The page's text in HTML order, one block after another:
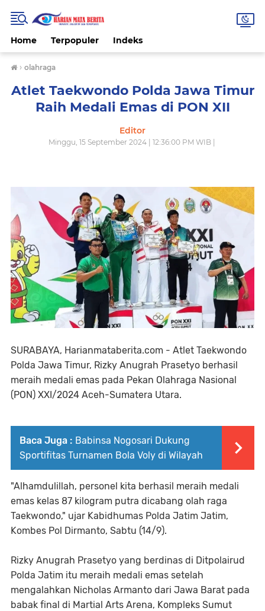
Home Terpopuler Indeks
› olahraga
Atlet Taekwondo Polda Jawa Timur
Raih Medali Emas di PON XII
Editor
Minggu, 15 September 2024 | 12:36:00 PM WIB |
SURABAYA, Harianmataberita.com - Atlet Taekwondo
Polda Jawa Timur, Rizky Anugrah Prasetyo berhasil
meraih medali emas pada Pekan Olahraga Nasional
(PON) XXI/2024 Aceh-Sumatera Utara.
Baca Juga : Babinsa Nogosari Dukung
Sportifitas Turnamen Bola Voly di Wilayah
"Alhamdulillah, personel kita berhasil meraih medali
emas kelas 87 kilogram putra dicabang olah raga
Taekwondo," ujar Kabidhumas Polda Jatim Jatim,
Kombes Pol Dirmanto, Sabtu (14/9).
Rizky Anugrah Prasetyo yang berdinas di Ditpolairud
Polda Jatim itu meraih medali emas setelah
mengalahkan Nicholas Armanto dari Jawa Barat pada
babak final di Martial Arts Arena, Kompleks Sumut